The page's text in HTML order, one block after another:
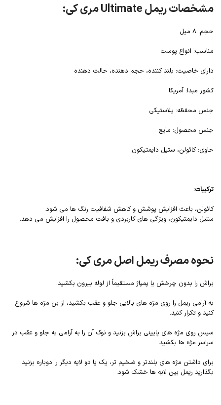
مشخصات ریمل Ultimate مری کی:
حجم: 8 میل
مناسب: انواع پوست
دارای خاصیت: بلند کننده، حجم دهنده، حالت دهنده
کشور مبدا: آمریکا
جنس محفظه: پلاستیکی
جنس محصول: مایع
حاوی: کائولن، ستیل دایمتیکون
ترکیبات:
کائولن، باعث افزایش پوشش و کاهش شفافیت رنگ ها می شود.
ستیل دایمتیکون، ویژگی های کاربردی و بافت محصول را افزایش می دهد.
نحوه مصرف ریمل اصل مری کی:
براش را بدون چرخش یا پمپاژ مستقیماً از لوله بیرون بکشید.
به آرامی ریمل را روی مژه های بالایی جلو و عقب بکشید، از بن مژه ها شروع
کنید و تکرار کنید.
سپس روی مژه های پایینی براش بزنید و نوک آن را به آرامی به جلو و عقب در
سراسر مژه ها بکشید.
برای داشتن مژه های بلندتر و ضخیم تر، یک یا دو لایه دیگر را دوباره بزنید.
بگذارید ریمل بین لایه ها خشک شود.